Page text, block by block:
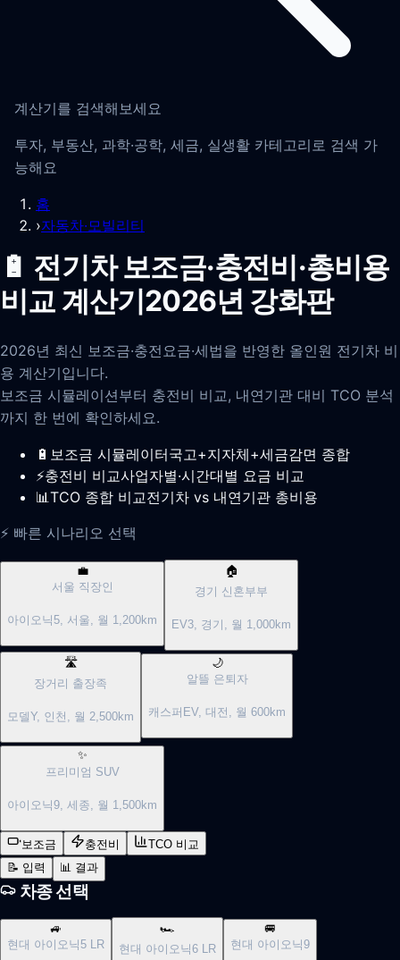
계산기를 검색해보세요
투자, 부동산, 과학·공학, 세금, 실생활 카테고리로 검색 가
능해요
홈
›자동차·모빌리티
🔋 전기차 보조금·충전비·총비용
비교 계산기2026년 강화판
2026년 최신 보조금·충전요금·세법을 반영한 올인원 전기차 비
용 계산기입니다.
보조금 시뮬레이션부터 충전비 비교, 내연기관 대비 TCO 분석
까지 한 번에 확인하세요.
🔋 보조금 시뮬레이터국고+지자체+세금감면 종합
⚡충전비 비교사업자별·시간대별 요금 비교
📊TCO 종합 비교전기차 vs 내연기관 총비용
⚡ 빠른 시나리오 선택
💼
서울 직장인
아이오닉5, 서울, 월 1,200km
🏠
경기 신혼부부
EV3, 경기, 월 1,000km
🛣️
장거리 출장족
모델Y, 인천, 월 2,500km
🌙
알뜰 은퇴자
캐스퍼EV, 대전, 월 600km
✨
프리미엄 SUV
아이오닉9, 세종, 월 1,500km
보조금 충전비
TCO 비교
📝 입력
📊 결과
차종 선택
🚙
현대 아이오닉5 LR
🏎️
현대 아이오닉6 LR
🚐
현대 아이오닉9